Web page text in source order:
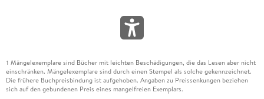
1 Mängelexemplare sind Bücher mit leichten Beschädigungen, die das Lesen aber nicht
einschränken. Mängelexemplare sind durch einen Stempel als solche gekennzeichnet.
Die frühere Buchpreisbindung ist aufgehoben. Angaben zu Preissenkungen beziehen
sich auf den gebundenen Preis eines mangelfreien Exemplars.